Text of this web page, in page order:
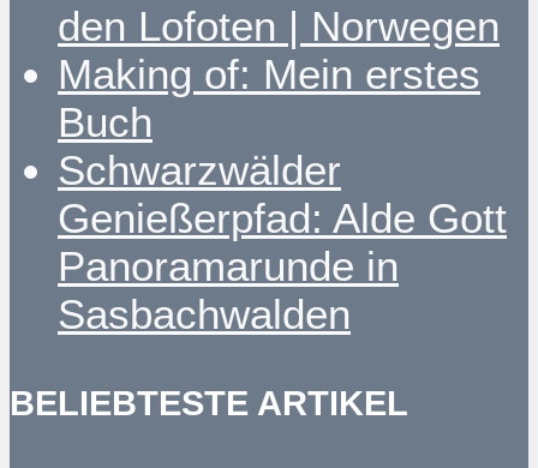
den Lofoten | Norwegen
Making of: Mein erstes
Buch
Schwarzwälder
Genießerpfad: Alde Gott
Panoramarunde in
Sasbachwalden
BELIEBTESTE ARTIKEL